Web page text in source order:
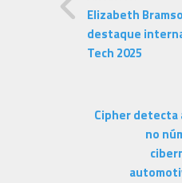
Elizabeth
destaque
Tech 2025
Cipher detecta
no